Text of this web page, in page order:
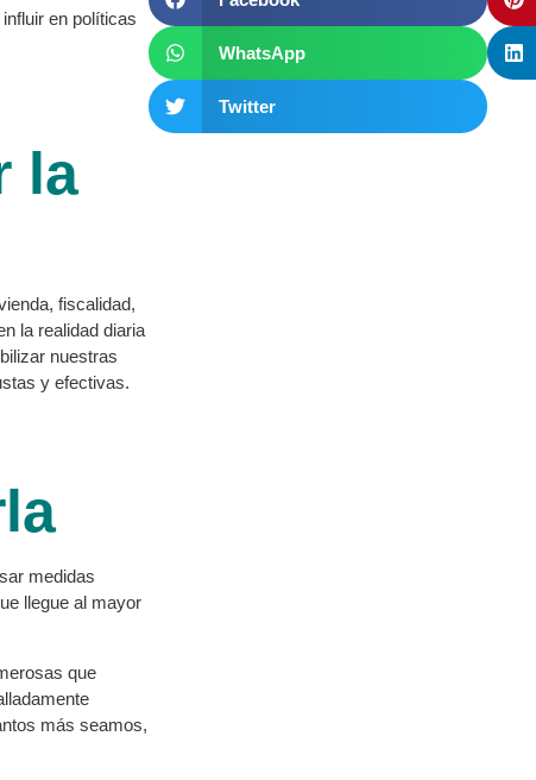
en políticas
la
fiscalidad,
la realidad diaria
nuestras
y efectivas.
medidas
llegue al mayor
que
más seamos,
WhatsApp
Twitter